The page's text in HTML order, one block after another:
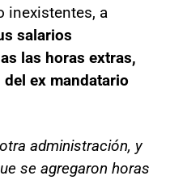
inexistentes, a
salarios
las horas extras,
ex mandatario
administración, y
se agregaron horas